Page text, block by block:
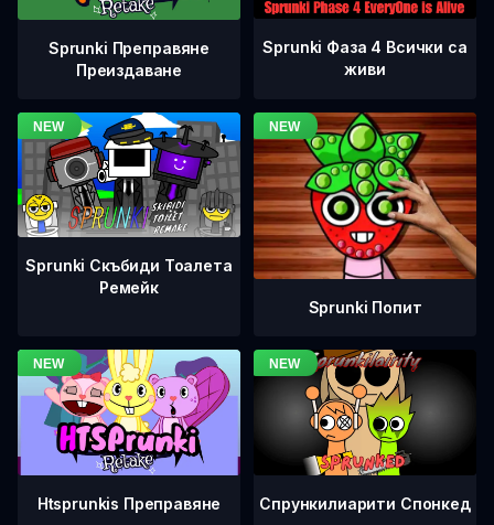
Sprunki Преправяне
Преиздаване
Sprunki Фаза 4 Всички са
живи
Sprunki Скъбиди Тоалета
Ремейк
Sprunki Попит
Htsprunkis Преправяне Спрункилиарити Спонкед